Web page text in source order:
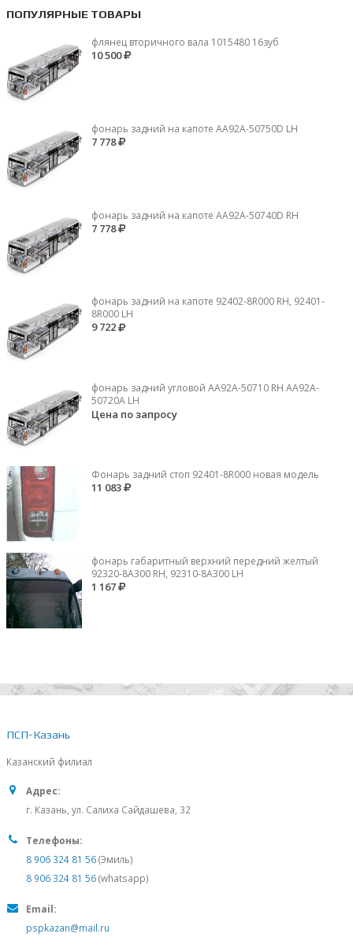
ПОПУЛЯРНЫЕ ТОВАРЫ
флянец вторичного вала 1015480 16зуб
10 500
фонарь задний на капоте AA92A-50750D LH
7 778
фонарь задний на капоте AA92A-50740D RH
7 778
фонарь задний на капоте 92402-8R000 RH, 92401-
8R000 LH
9 722
фонарь задний угловой AA92A-50710 RH AA92A-
50720A LH
Цена по запросу
Фонарь задний стоп 92401-8R000 новая модель
11 083
фонарь габаритный верхний передний желтый
92320-8A300 RH, 92310-8А300 LH
1 167
ПСП-Казань
Казанский филиал
Адрес:
г. Казань, ул. Салиха Сайдашева, 32
Телефоны:
8 906 324 81 56(Эмиль)
8 906 324 81 56(whatsapp)
Email:
pspkazan@mail.ru